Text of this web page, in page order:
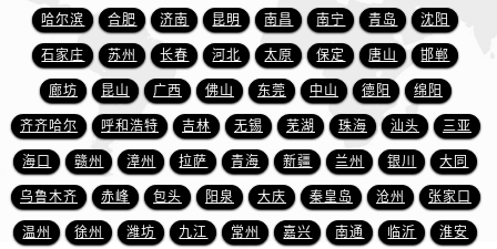
江西省上饶市信州区滨江西路售后服务中心（需提前预约）
江西省新余市渝水区北湖西路售后服务中心（需提前预约）
江西省宜春市袁州区中山中路售后服务中心（需提前预约）
江西省鹰潭市月湖区胜利东路售后服务中心（需提前预约）
山东省德州市德城区东风中路售后服务中心（需提前预约）
山东省东营市东营区济南路售后服务中心（需提前预约）
山东省济南市历下区经十路11111号华润中心写字楼（万象城）15层1508室售后服务中心（需提前预约）
山东省济宁市任城区太白楼路售后服务中心（需提前预约）
哈尔滨 合肥 济南 昆明 南昌 南宁 青岛 沈阳
石家庄 苏州 长春 河北 太原 保定 唐山 邯郸
廊坊 昆山 广西 佛山 东莞 中山 德阳 绵阳
齐齐哈尔 呼和浩特 吉林 无锡 芜湖 珠海 汕头 三亚
海口 赣州 漳州 拉萨 青海 新疆 兰州 银川 大同
乌鲁木齐 赤峰 包头 阳泉 大庆 秦皇岛 沧州 张家口
温州 徐州 潍坊 九江 常州 嘉兴 南通 临沂 淮安